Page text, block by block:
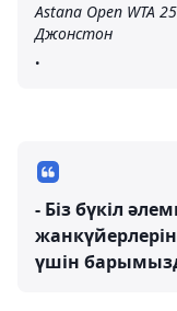
Astana Open WTA
Джонстон
.
- Біз бүкіл
үшін